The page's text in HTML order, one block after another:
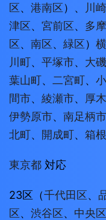
区、 港南区）、 川
津区、 宮前区、 多
区、 南区、 緑区）
川町、 平塚市、 大
葉山町、 二宮町、
間市、 綾瀬市、 厚
伊勢原市、 南足柄市
北町、 開成町、 箱
東京都 対応
23区（千代田区、
区、 渋谷区、 中央区